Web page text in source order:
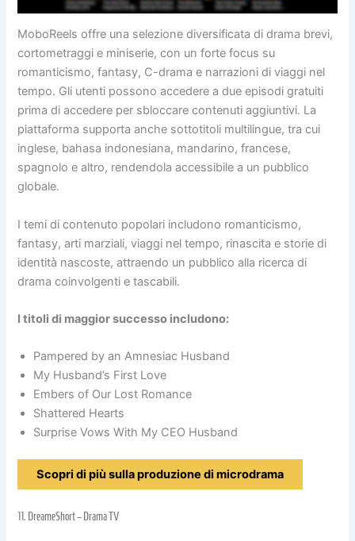
MoboReels offre una selezione diversificata di drama brevi,
cortometraggi e miniserie, con un forte focus su
romanticismo, fantasy, C-drama e narrazioni di viaggi nel
tempo. Gli utenti possono accedere a due episodi gratuiti
prima di accedere per sbloccare contenuti aggiuntivi. La
piattaforma supporta anche sottotitoli multilingue, tra cui
inglese, bahasa indonesiana, mandarino, francese,
spagnolo e altro, rendendola accessibile a un pubblico
globale.
I temi di contenuto popolari includono romanticismo,
fantasy, arti marziali, viaggi nel tempo, rinascita e storie di
identità nascoste, attraendo un pubblico alla ricerca di
drama coinvolgenti e tascabili.
I titoli di maggior successo includono:
Pampered by an Amnesiac Husband
My Husband’s First Love
Embers of Our Lost Romance
Shattered Hearts
Surprise Vows With My CEO Husband
Scopri di più sulla produzione di microdrama
11. DreameShort – Drama TV